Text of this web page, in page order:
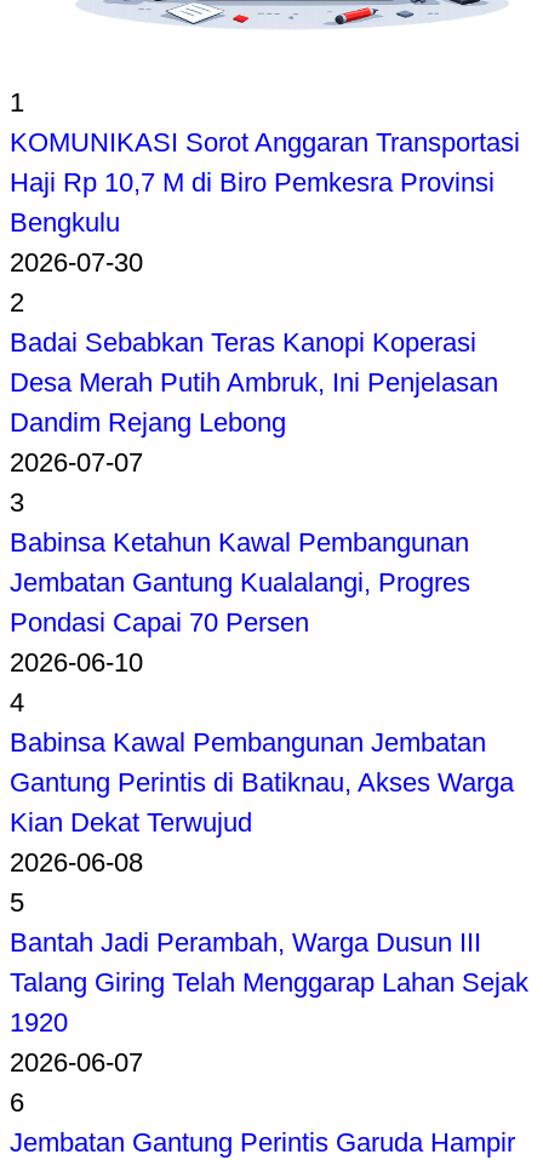
1
KOMUNIKASI Sorot Anggaran Transportasi
Haji Rp 10,7 M di Biro Pemkesra Provinsi
Bengkulu
2026-07-30
2
Badai Sebabkan Teras Kanopi Koperasi
Desa Merah Putih Ambruk, Ini Penjelasan
Dandim Rejang Lebong
2026-07-07
3
Babinsa Ketahun Kawal Pembangunan
Jembatan Gantung Kualalangi, Progres
Pondasi Capai 70 Persen
2026-06-10
4
Babinsa Kawal Pembangunan Jembatan
Gantung Perintis di Batiknau, Akses Warga
Kian Dekat Terwujud
2026-06-08
5
Bantah Jadi Perambah, Warga Dusun III
Talang Giring Telah Menggarap Lahan Sejak
1920
2026-06-07
6
Jembatan Gantung Perintis Garuda Hampir